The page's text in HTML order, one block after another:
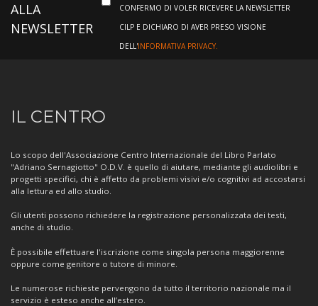
ALLA
NEWSLETTER
CONFERMO DI VOLER RICEVERE LA NEWSLETTER
CILP E DICHIARO DI AVER PRESO VISIONE
DELL'INFORMATIVA PRIVACY.
Informazioni
sul
Centro
IL CENTRO
Lo scopo dell'Associazione Centro Internazionale del Libro Parlato
"Adriano Sernagiotto" O.D.V. è quello di aiutare, mediante gli audiolibri e
progetti specifici, chi è affetto da problemi visivi e/o cognitivi ad accostarsi
alla lettura ed allo studio.
Gli utenti possono richiedere la registrazione personalizzata dei testi,
anche di studio.
È possibile effettuare l'iscrizione come singola persona maggiorenne
oppure come genitore o tutore di minore.
Le numerose richieste pervengono da tutto il territorio nazionale ma il
servizio è esteso anche all’estero.